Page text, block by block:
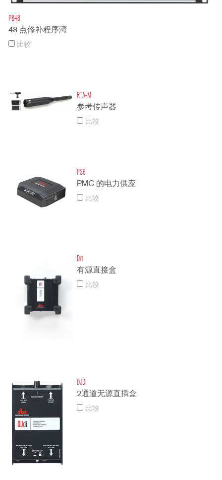
PB48
48 点修补程序湾
比较
RTA-M
参考传声器
比较
PS6
PMC 的电力供应
比较
Di1
有源直接盒
比较
DJDI
2通道无源直插盒
比较